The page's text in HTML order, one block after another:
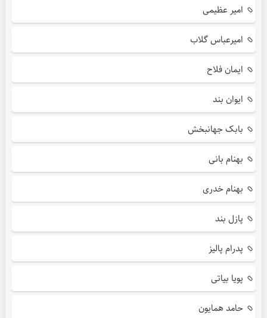
امیر عظیمی
امیرعباس گلاب
ایمان فلاح
ایوان بند
بابک جهانبخش
بهنام بانی
بهنام خدری
پازل بند
پدرام پالیز
پویا بیاتی
حامد همایون